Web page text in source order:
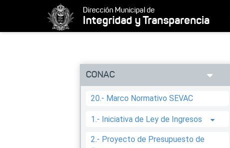
Dirección Municipal de
Integridad y Transparencia
CONAC
20.- Marco Normativo SEVAC
1.- Iniciativa de Ley de Ingresos
2.- Proyecto de Presupuesto de